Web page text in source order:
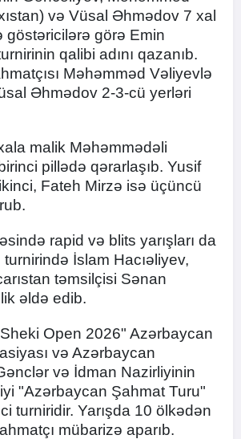
və Vüsal Əhmədov 7 xal
göstəricilərə görə Emin
qalibi adını qazanıb.
Məhəmməd Vəliyevlə
Əhmədov 2-3-cü yerləri
malik Məhəmmədəli
pillədə qərarlaşıb. Yusif
Fateh Mirzə isə üçüncü
rapid və blits yarışları da
İslam Hacıəliyev,
təmsilçisi Sənan
əldə edib.
Open 2026" Azərbaycan
və Azərbaycan
və İdman Nazirliyinin
"Azərbaycan Şahmat Turu"
turniridir. Yarışda 10 ölkədən
mübarizə aparıb.